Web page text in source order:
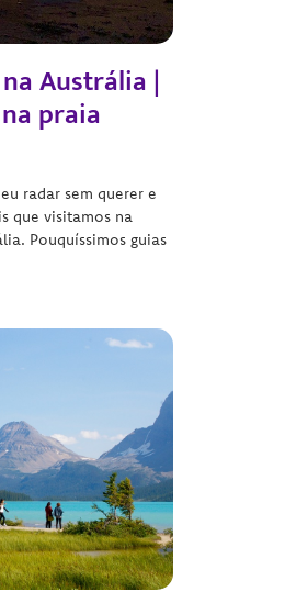
Austrália |
praia
radar sem querer e
que visitamos na
Pouquíssimos guias